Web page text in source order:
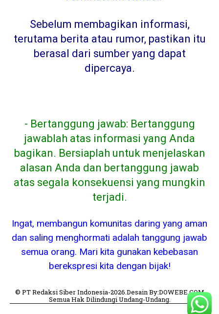
Sebelum membagikan informasi,
terutama berita atau rumor, pastikan itu
berasal dari sumber yang dapat
dipercaya.
- Bertanggung jawab: Bertanggung
jawablah atas informasi yang Anda
bagikan. Bersiaplah untuk menjelaskan
alasan Anda dan bertanggung jawab
atas segala konsekuensi yang mungkin
terjadi.
Ingat, membangun komunitas daring yang aman
dan saling menghormati adalah tanggung jawab
semua orang. Mari kita gunakan kebebasan
berekspresi kita dengan bijak!
© PT Redaksi Siber Indonesia-2026.Desain By:DOWEBE.COM
Semua Hak Dilindungi Undang-Undang.